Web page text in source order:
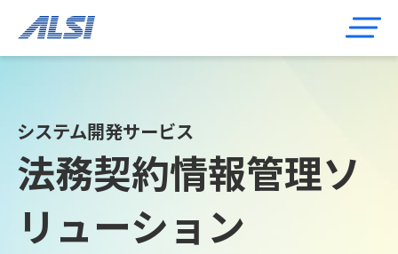
システム開発サービス
法務契約情報管理ソ
リューション